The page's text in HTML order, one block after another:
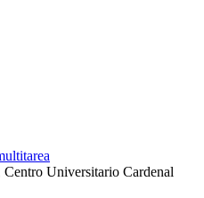
Centro Universitario Cardenal